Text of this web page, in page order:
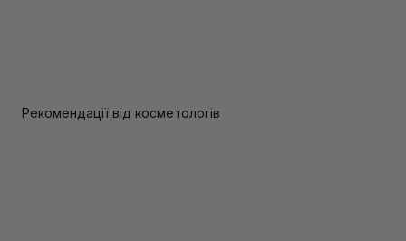
Рекомендації від косметологів